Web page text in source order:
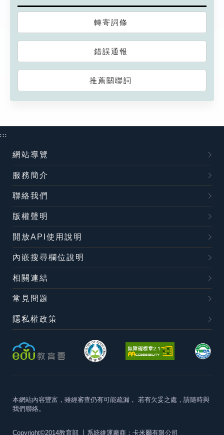
轉寄詞條
錯誤通報
推薦關聯詞
:::
網站導覽
服務簡介
聯絡我們
版權聲明
開放API使用說明
內嵌搜尋欄位說明
相關連結
常見問題
隱私權政策
本網站內容豐富，雖經審查仍有可能疏漏， 若有欠妥之處，請隨時與
我們聯絡。
Copyright©2014教育部 丨系統維運廠商：卡米爾有限公司